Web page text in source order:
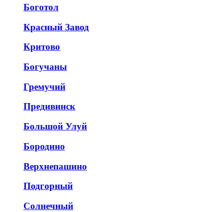
Боготол
Красный Завод
Критово
Богучаны
Гремучий
Предивинск
Большой Улуй
Бородино
Верхнепашино
Подгорный
Солнечный